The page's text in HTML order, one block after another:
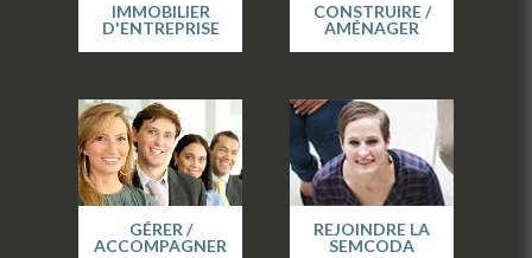
IMMOBILIER
D'ENTREPRISE
CONSTRUIRE /
AMÉNAGER
GÉRER /
ACCOMPAGNER
REJOINDRE LA
SEMCODA